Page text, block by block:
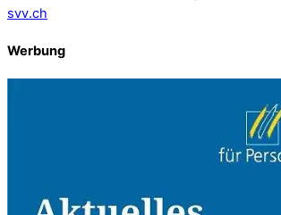
svv.ch
Werbung